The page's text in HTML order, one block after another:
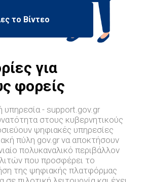
για
φορείς
υπηρεσία - support.gov.gr
στους κυβερνητικούς
ψηφιακές υπηρεσίες
πύλη gov.gr να αποκτήσουν
πολυκαναλικό περιβάλλον
που προσφέρει το
της ψηφιακής πλατφόρμας